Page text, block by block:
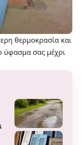
θερμοκρασία και
ύφασμα σας μέχρι